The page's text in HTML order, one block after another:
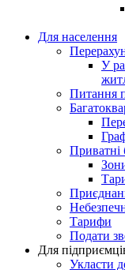
Для населення
У
Питання
Приватні
Тарифи
Подати
Для
Укласти